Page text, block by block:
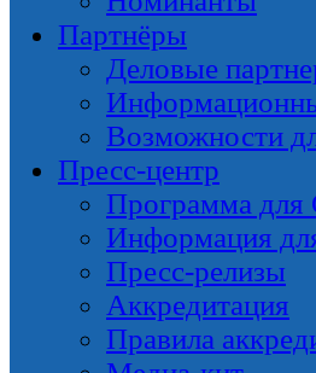
Партнёры
Деловые
Возможности
Пресс-центр
Программа
Информация
Пресс-релизы
Аккредитация
Правила